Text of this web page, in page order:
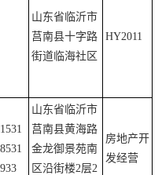
山东省临沂市
莒南县十字路
街道临海社区
HY2011
1531
8531
933
山东省临沂市
莒南县黄海路
金龙御景苑南
区沿街楼2层2
房地产开
发经营